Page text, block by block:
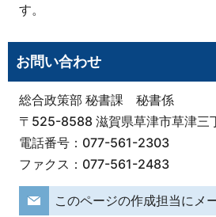
す。
お問い合わせ
総合政策部 秘書課 秘書係
〒525-8588 滋賀県草津市草津三
電話番号：077-561-2303
ファクス：077-561-2483
このページの作成担当にメ